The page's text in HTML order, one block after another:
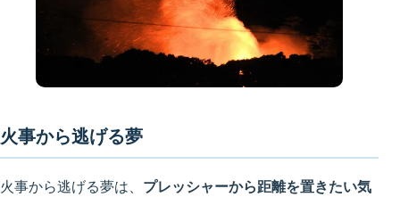
火事から逃げる夢
火事から逃げる夢は、 プレッシャーから距離を置きたい気